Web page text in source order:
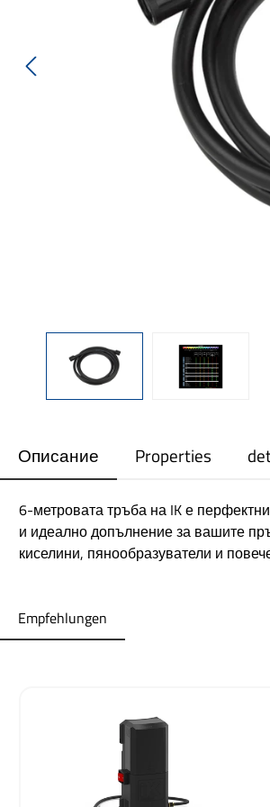
Описание Properties
6-метровата тръба на IK е
и идеално допълнение за вашите
киселини, пянообразуватели и
Empfehlungen